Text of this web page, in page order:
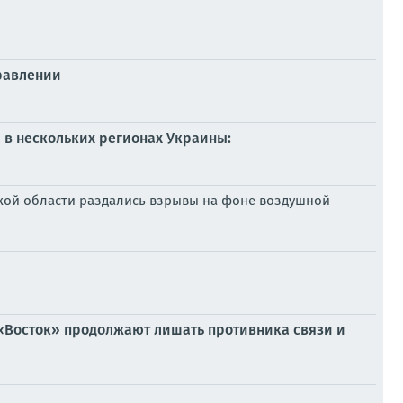
нескольких регионах Украины:
области раздались взрывы на фоне воздушной
продолжают лишать противника связи и